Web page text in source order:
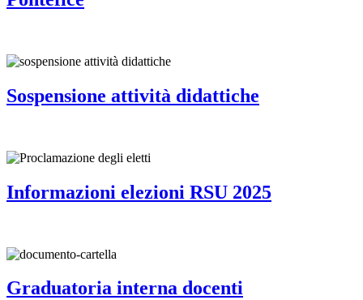
Sospensione attività didattiche
Informazioni elezioni RSU 2025
Graduatoria interna docenti